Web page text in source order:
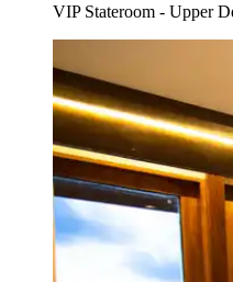
VIP Stateroom - Upper